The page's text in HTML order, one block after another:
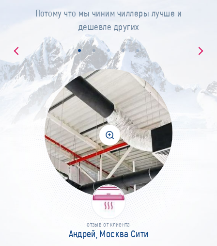
Потому что мы чиним чиллеры лучше и
дешевле других
отзыв от клиента
Андрей, Москва Сити